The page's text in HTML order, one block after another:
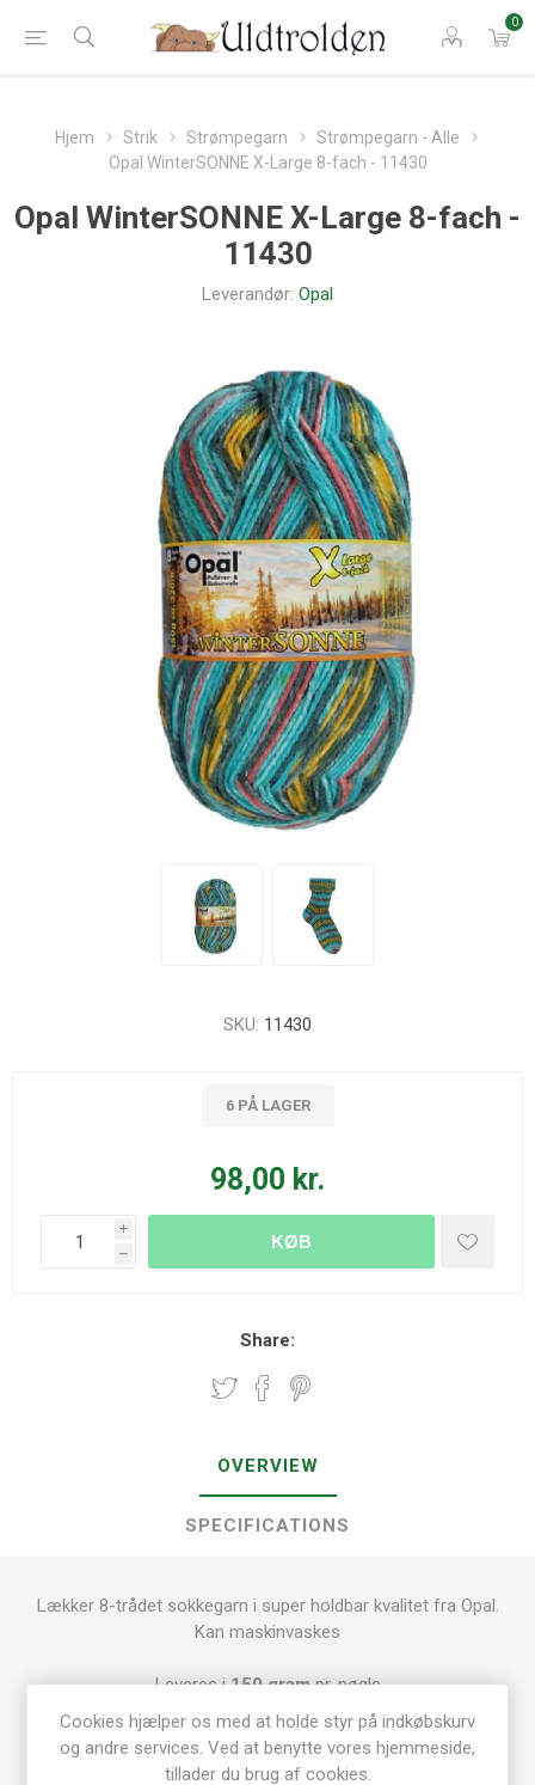
0
Hjem Strik Strømpegarn
Strømpegarn - Alle
Opal WinterSONNE X-Large 8-fach - 11430
Opal WinterSONNE X-Large 8-fach -
11430
Leverandør: Opal
SKU: 11430
6 PÅ LAGER
98,00 kr.
i
h
KØB
Share:
OVERVIEW
SPECIFICATIONS
Lækker 8-trådet sokkegarn i super holdbar kvalitet fra Opal.
Kan maskinvaskes
Leveres i150 grampr. nøgle
Løbelængde 320
Pind 4-5 mm
En fast sok, kan dog med fordel strikkes på pind 3½mm
Cookies hjælper os med at holde styr på indkøbskurv
og andre services. Ved at benytte vores hjemmeside,
tillader du brug af cookies.